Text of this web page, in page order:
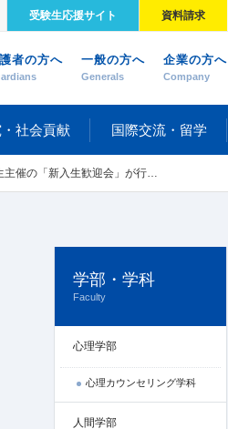
受験生応援サイト 資料請求
者の方へ 一般の方へ
Generals
企業の方へ
Company
社会貢献 国際交流・留学
の「新入生歓迎会」が行われました
学部・学科
Faculty
心理学部
心理カウンセリング学科
人間学部